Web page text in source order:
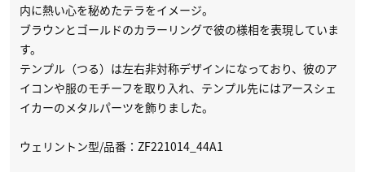
内に熱い心を秘めたテラをイメージ。
ブラウンとゴールドのカラーリングで彼の様相を表現していま
す。
テンプル（つる）は左右非対称デザインになっており、彼のア
イコンや服のモチーフを取り入れ、テンプル先にはアースシェ
イカーのメタルパーツを飾りました。
ウェリントン型/品番：ZF221014_44A1